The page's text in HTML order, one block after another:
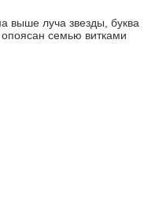
выше луча звезды, буква
семью витками